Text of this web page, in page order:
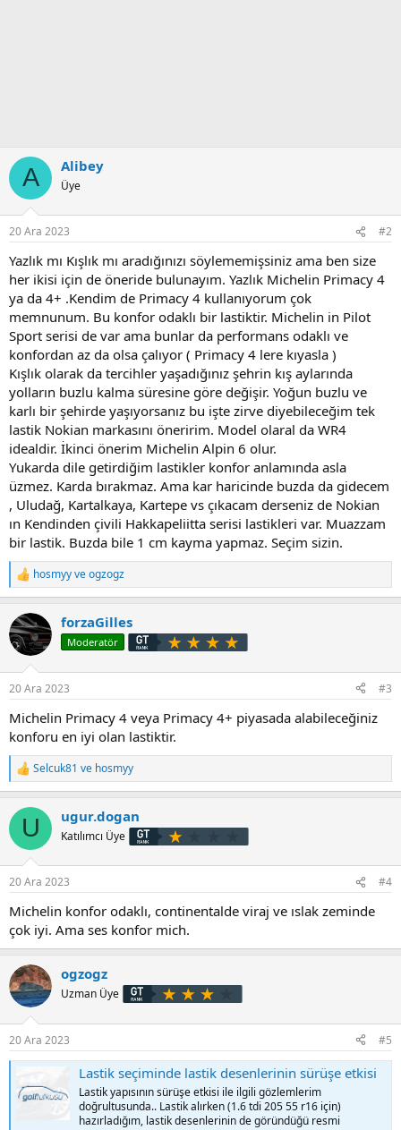
A Alibey
Üye
20 Ara 2023 #2
Yazlık mı Kışlık mı aradığınızı söylememişsiniz ama ben size
her ikisi için de öneride bulunayım. Yazlık Michelin Primacy 4
ya da 4+ .Kendim de Primacy 4 kullanıyorum çok
memnunum. Bu konfor odaklı bir lastiktir. Michelin in Pilot
Sport serisi de var ama bunlar da performans odaklı ve
konfordan az da olsa çalıyor ( Primacy 4 lere kıyasla )
Kışlık olarak da tercihler yaşadığınız şehrin kış aylarında
yolların buzlu kalma süresine göre değişir. Yoğun buzlu ve
karlı bir şehirde yaşıyorsanız bu işte zirve diyebileceğim tek
lastik Nokian markasını öneririm. Model olaral da WR4
idealdir. İkinci önerim Michelin Alpin 6 olur.
Yukarda dile getirdiğim lastikler konfor anlamında asla
üzmez. Karda bırakmaz. Ama kar haricinde buzda da gidecem
, Uludağ, Kartalkaya, Kartepe vs çıkacam derseniz de Nokian
ın Kendinden çivili Hakkapeliitta serisi lastikleri var. Muazzam
bir lastik. Buzda bile 1 cm kayma yapmaz. Seçim sizin.
T
e
k
i
l
:
hosmyyveogzogz
forzaGilles
Moderatör
20 Ara 2023 #3
Michelin Primacy 4 veya Primacy 4+ piyasada alabileceğiniz
konforu en iyi olan lastiktir.
T
e
k
l
r
:
Selcuk81 ve hosmyy
U ugur.dogan
Katılımcı Üye
20 Ara 2023 #4
Michelin konfor odaklı, continentalde viraj ve ıslak zeminde
çok iyi. Ama ses konfor mich.
ogzogz
Uzman Üye
20 Ara 2023 #5
Lastik seçiminde lastik desenlerinin sürüşe etkisi
Lastik yapısının sürüşe etkisi ile ilgili gözlemlerim
doğrultusunda.. Lastik alırken (1.6 tdi 205 55 r16 için)
hazırladığım, lastik desenlerinin de göründüğü resmi